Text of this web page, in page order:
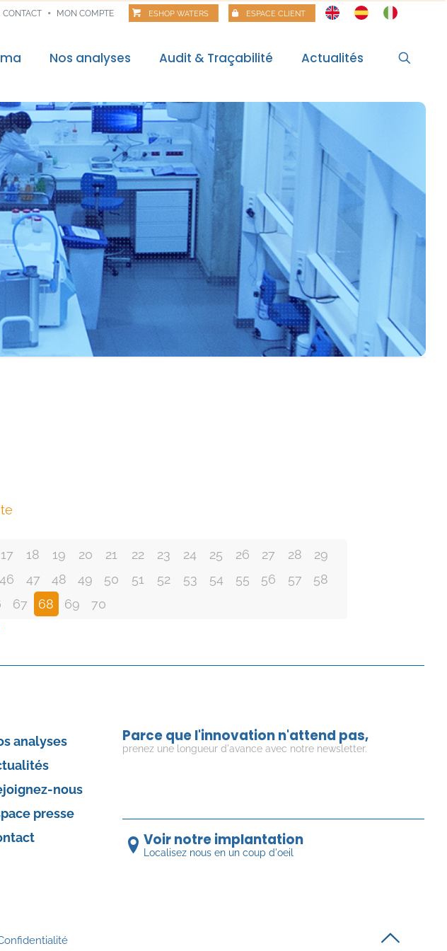
CONTACT MON COMPTE ESHOP WATERS ESPACE CLIENT
Nos analyses Audit & Traçabilité
Audit & Conseil
Traçabilité digitale
Actualités
Actualités
Veille règlementaire
Bilan règlementaire
Les Matinales
Alertes alimentaires
Webinaires
Food Risk
Polar Pod
Alertes
17 18 19 20 21 22 23 24 25 26 27 28
29
46 47 48 49 50 51 52 53 54 55 56 57
58
67 68 69
70
analyses
nous
presse
Parce que l'innovation n'attend pas,
prenez une longueur d'avance avec notre newsletter.
Voir notre implantation
Localisez nous en un coup d'oeil